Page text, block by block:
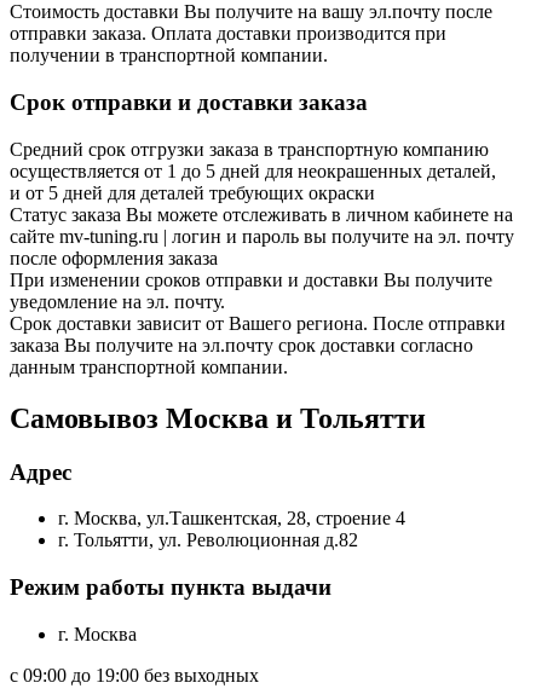
Стоимость доставки Вы получите на вашу эл.почту после
отправки заказа. Оплата доставки производится при
получении в транспортной компании.
Срок отправки и доставки заказа
Средний срок отгрузки заказа в транспортную компанию
осуществляется от 1 до 5 дней для неокрашенных деталей,
и от 5 дней для деталей требующих окраски
Статус заказа Вы можете отслеживать в личном кабинете на
сайте mv-tuning.ru | логин и пароль вы получите на эл. почту
после оформления заказа
При изменении сроков отправки и доставки Вы получите
уведомление на эл. почту.
Срок доставки зависит от Вашего региона. После отправки
заказа Вы получите на эл.почту срок доставки согласно
данным транспортной компании.
Самовывоз Москва и Тольятти
Адрес
г. Москва, ул.Ташкентская, 28, строение 4
г. Тольятти, ул. Революционная д.82
Режим работы пункта выдачи
г. Москва
с 09:00 до 19:00 без выходных